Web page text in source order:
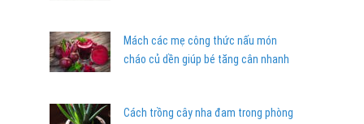
Mách các mẹ công thức nấu món
cháo củ dền giúp bé tăng cân nhanh
Cách trồng cây nha đam trong phòng